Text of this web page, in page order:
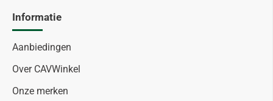
Informatie
Aanbiedingen
Over CAVWinkel
Onze merken